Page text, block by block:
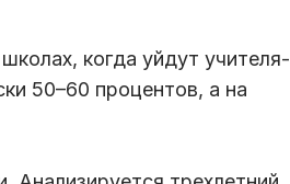
когда уйдут учителя-
50–60 процентов, а на